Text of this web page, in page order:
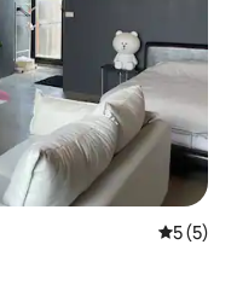
5 de
5 (5)